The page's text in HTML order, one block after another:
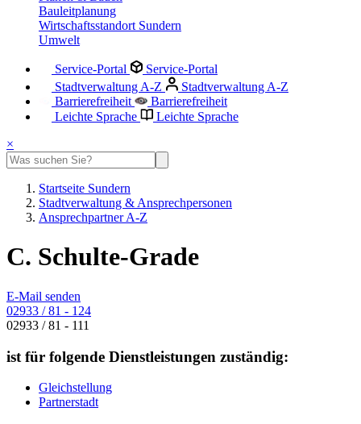
Bauleitplanung
Wirtschaftsstandort Sundern
Umwelt
Service-Portal
Service-Portal
Stadtverwaltung A-Z
Stadtverwaltung A-Z
Barrierefreiheit
Barrierefreiheit
Leichte Sprache
Leichte Sprache
×
Startseite Sundern
Stadtverwaltung & Ansprechpersonen
Ansprechpartner A-Z
C. Schulte-Grade
E-Mail senden
02933 / 81 - 124
02933 / 81 - 111
ist für folgende Dienstleistungen zuständig:
Gleichstellung
Partnerstadt